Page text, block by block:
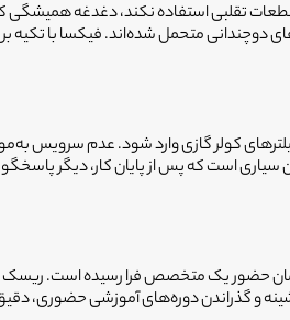
تقلبی استفاده نکند، دغدغه همیشگی
کولر گازی وارد شود. عدم سرویس
سیاری است که پس از پایان کار، دیگر
زمان حضور یک متخصص فرا رسیده است.
گذراندن دوره‌های آموزشی حضوری،